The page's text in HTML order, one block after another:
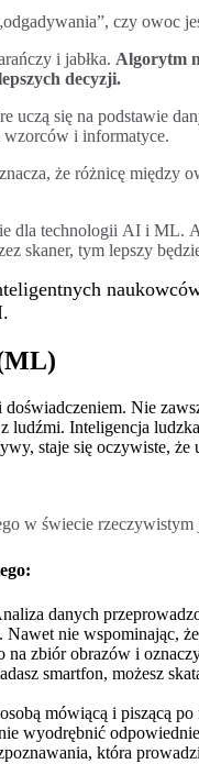
czy owoc
i jabłka. Algorytm
decyzji.
uczą się na podstawie
wzorców i informatyce.
że ​​różnicę między
dla technologii AI i ML.
skaner, tym lepszy
Nie
ludźmi. Inteligencja
staje się oczywiste,
w świecie rzeczywistym
danych
nie wspominając,
zbiór obrazów i
smartfon, możesz
osobą mówiącą i piszącą
wyodrębnić
która